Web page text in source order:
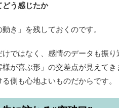
どう感じたか
き」を残しておくのです。
ではなく、感情のデータも振
様が喜ぶ形」の交差点が見えて
側も心地よいものだからです。